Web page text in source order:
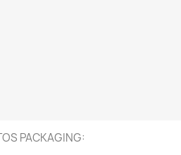
PACKAGING: